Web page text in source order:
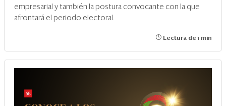
empresarial y también la postura convocante con la que
afrontará el periodo electoral.
Lectura de 1 min